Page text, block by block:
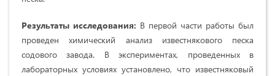
Результаты исследования: В первой части работы был
проведен химический анализ известнякового песка
содового завода. В экспериментах, проведенных в
лабораторных условиях установлено, что известняковый